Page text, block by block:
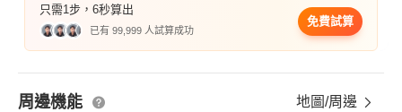
只需1步，6秒算出
已有 99,999 人試算成功
免費試算
周邊機能 地圖/周邊